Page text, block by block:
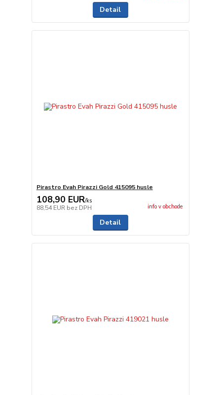
Detail
Pirastro Evah Pirazzi Gold 415095 husle
108,90 EUR/ks
88,54 EUR bez DPH info v obchode
Detail